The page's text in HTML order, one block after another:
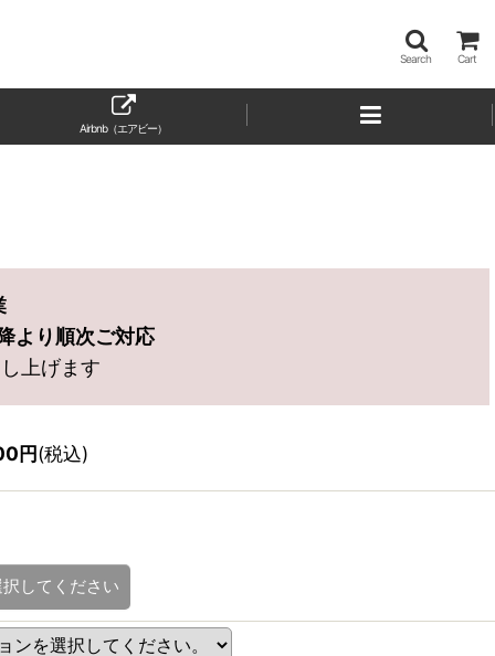
Search Cart
Airbnb（エアビー）
より順次ご対応
上げます
円(税込)
してください